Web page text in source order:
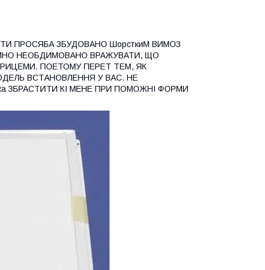
ПРОСЯБА ЗБУДОВАНО ШорсткиМ ВИМОЗ
НЕОБДИМОВАНО ВРАЖУВАТИ, ЩО
ПОЕТОМУ ПЕРЕТ ТЕМ, ЯК
ВСТАНОВЛЕННЯ У ВАС. НЕ
ЗБРАСТИТИ КІ МЕНЕ ПРИ ПОМОЖНІ ФОРМИ